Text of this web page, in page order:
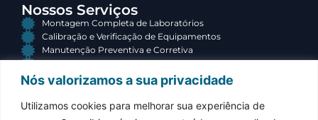
Nós valorizamos a sua privacidade
Utilizamos cookies para melhorar sua experiência de
Nossos Serviços
Montagem Completa de Laboratórios
Calibração e Verificação de Equipamentos
Manutenção Preventiva e Corretiva
Consultoria e Terceirização
(34) 3313-3767